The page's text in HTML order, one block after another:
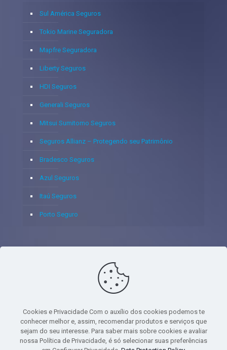
Sul América Seguros
Tokio Marine Seguradora
Mapfre Seguradora
Liberty Seguros
HDI Seguros
Generali Seguros
Mitsui Sumitomo Seguros
Seguros Allianz – Protegendo seu Patrimônio
Bradesco Seguros
Azul Seguros
Itaú Seguros
Porto Seguro
© 2020 - Yoshie & Maia Corretora de Seguros Ltda - CNPJ:
05.459.716/0001-75 - SUSEP: 100637106 AV DOS
PAVIMENTO - CEP 06.020-012 - VILA YARA - OSASCO - UF SP -
TELEFONE - (11) 8251-9266
Cookies e Privacidade Com o auxílio dos cookies podemos te
conhecer melhor e, assim, recomendar produtos e serviços que
sejam do seu interesse. Para saber mais sobre cookies e avaliar
nossa Política de Privacidade, é só selecionar suas preferências